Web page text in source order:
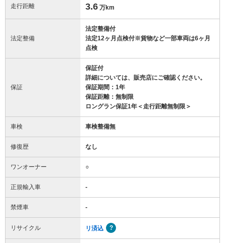
走行距離 3.6 万km
法定整備
法定整備付
法定12ヶ月点検付※貨物など一部車両は6ヶ月
点検
保証
保証付
詳細については、販売店にご確認ください。
保証期間：1年
保証距離：無制限
ロングラン保証1年＜走行距離無制限＞
車検 車検整備無
修復歴 なし
ワンオーナー ○
正規輸入車 -
禁煙車 -
リサイクル リ済込